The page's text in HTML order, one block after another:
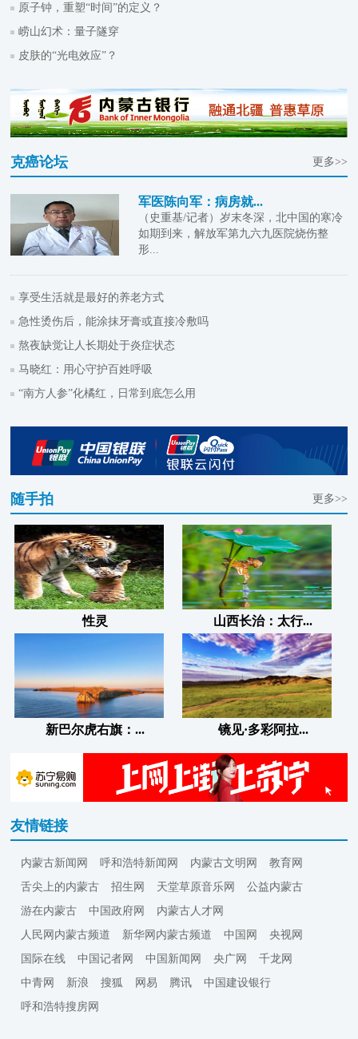
原子钟，重塑“时间”的定义？
崂山幻术：量子隧穿
皮肤的“光电效应”？
克癌论坛 更多>>
军医陈向军：病房就...
（史重基/记者）岁末冬深，北中国的寒冷
如期到来，解放军第九六九医院烧伤整
形...
享受生活就是最好的养老方式
急性烫伤后，能涂抹牙膏或直接冷敷吗
熬夜缺觉让人长期处于炎症状态
马晓红：用心守护百姓呼吸
“南方人参”化橘红，日常到底怎么用
随手拍 更多>>
性灵 山西长治：太行...
新巴尔虎右旗：... 镜见·多彩阿拉...
友情链接
内蒙古新闻网 呼和浩特新闻网 内蒙古文明网
教育网
舌尖上的内蒙古
招生网 天堂草原音乐网
公益内蒙古
游在内蒙古
中国政府网
内蒙古人才网
人民网内蒙古频道
新华网内蒙古频道 中国网
央视网
国际在线
中国记者网 中国新闻网 央广网
千龙网
中青网
新浪 搜狐 网易 腾讯
中国建设银行
呼和浩特搜房网